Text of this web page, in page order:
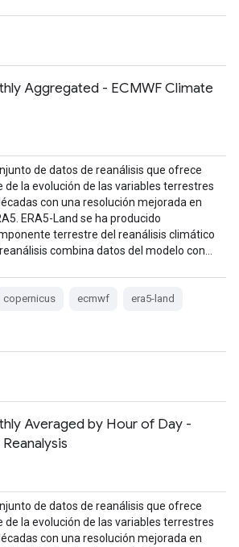
Aggregated - ECMWF Climate
de datos de reanálisis que ofrece
de la evolución de las variables terrestres
con una resolución mejorada en
ERA5-Land se ha producido
terrestre del reanálisis climático
reanálisis combina datos del modelo con…
copernicus ecmwf era5-land
Averaged by Hour of Day -
de datos de reanálisis que ofrece
de la evolución de las variables terrestres
con una resolución mejorada en